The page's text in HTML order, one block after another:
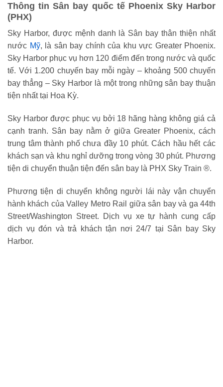
Thông tin Sân bay quốc tế Phoenix Sky Harbor
(PHX)
Sky Harbor, được mệnh danh là Sân bay thân thiện nhất
nước Mỹ, là sân bay chính của khu vực Greater Phoenix.
Sky Harbor phục vụ hơn 120 điểm đến trong nước và quốc
tế. Với 1.200 chuyến bay mỗi ngày – khoảng 500 chuyến
bay thẳng – Sky Harbor là một trong những sân bay thuận
tiện nhất tại Hoa Kỳ.
Sky Harbor được phục vụ bởi 18 hãng hàng không giá cả
cạnh tranh. Sân bay nằm ở giữa Greater Phoenix, cách
trung tâm thành phố chưa đầy 10 phút. Cách hầu hết các
khách sạn và khu nghỉ dưỡng trong vòng 30 phút. Phương
tiện di chuyển thuận tiện đến sân bay là PHX Sky Train ®.
Phương tiện di chuyển không người lái này vận chuyển
hành khách của Valley Metro Rail giữa sân bay và ga 44th
Street/Washington Street. Dịch vụ xe tự hành cung cấp
dịch vụ đón và trả khách tận nơi 24/7 tại Sân bay Sky
Harbor.